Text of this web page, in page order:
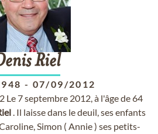
Riel
- 07/09/2012
7 septembre 2012, à l'âge de 64
. Il laisse dans le deuil, ses enfants
Simon ( Annie ) ses petits-